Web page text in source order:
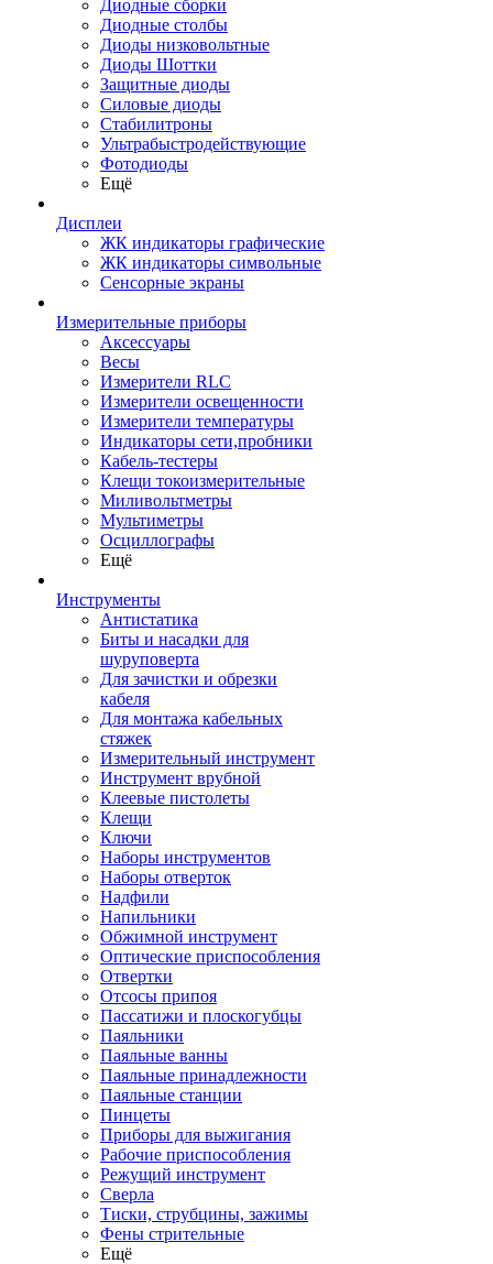
Диодные сборки
Диодные столбы
Диоды низковольтные
Диоды Шоттки
Защитные диоды
Силовые диоды
Стабилитроны
Ультрабыстродействующие
Фотодиоды
Ещё
Дисплеи
ЖК индикаторы графические
ЖК индикаторы символьные
Сенсорные экраны
Измерительные приборы
Аксессуары
Весы
Измерители RLC
Измерители освещенности
Измерители температуры
Индикаторы сети,пробники
Кабель-тестеры
Клещи токоизмерительные
Миливольтметры
Мультиметры
Осциллографы
Ещё
Инструменты
Антистатика
Биты и насадки для
шуруповерта
Для зачистки и обрезки
кабеля
Для монтажа кабельных
стяжек
Измерительный инструмент
Инструмент врубной
Клеевые пистолеты
Клещи
Ключи
Наборы инструментов
Наборы отверток
Надфили
Напильники
Обжимной инструмент
Оптические приспособления
Отвертки
Отсосы припоя
Пассатижи и плоскогубцы
Паяльники
Паяльные ванны
Паяльные принадлежности
Паяльные станции
Пинцеты
Приборы для выжигания
Рабочие приспособления
Режущий инструмент
Сверла
Тиски, струбцины, зажимы
Фены стрительные
Ещё